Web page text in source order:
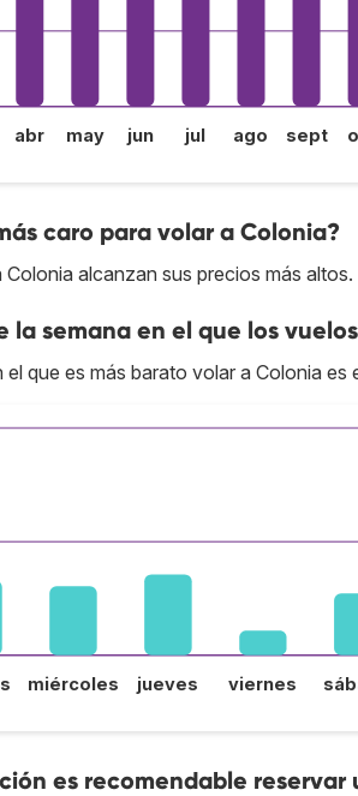
abr may jun jul ago sept
caro para volar a Colonia?
alcanzan sus precios más altos.
la semana en el que los
el que es más barato volar a Colonia es
miércoles jueves viernes
es recomendable reservar